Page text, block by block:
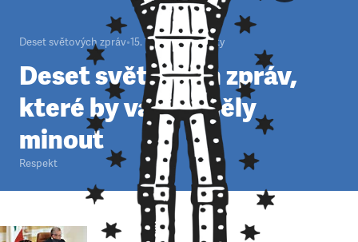
Deset světových zpráv•15. 11. 2009•4minuty
Deset světových zpráv,
které by vás neměly
minout
Respekt